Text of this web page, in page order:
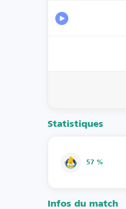
Statistiques
57 %
Infos du match